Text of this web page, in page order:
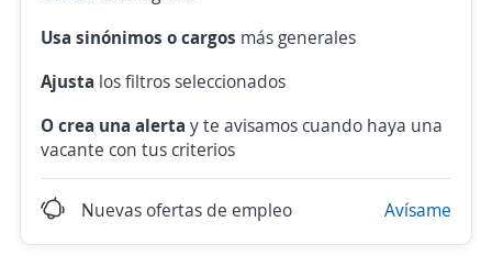
Usa sinónimos o cargos más generales
Ajusta los filtros seleccionados
O crea una alerta y te avisamos cuando haya una
vacante con tus criterios
Nuevas ofertas de empleo Avísame